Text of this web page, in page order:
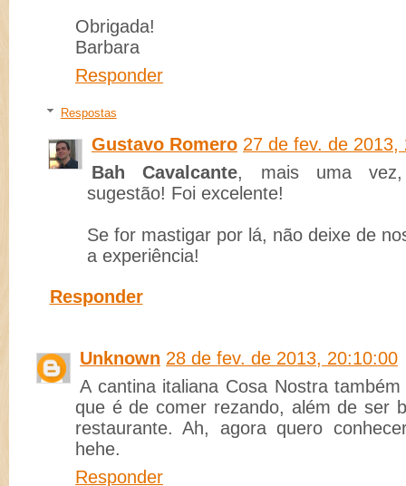
Obrigada!
Barbara
Responder
Respostas
Gustavo Romero 27 de fev. de 2013,
Bah Cavalcante, mais uma vez,
sugestão! Foi excelente!
Se for mastigar por lá, não deixe de
a experiência!
Responder
Unknown 28 de fev. de 2013, 20:10:00
A cantina italiana Cosa Nostra
que é de comer rezando, além de ser
restaurante. Ah, agora quero
hehe.
Responder